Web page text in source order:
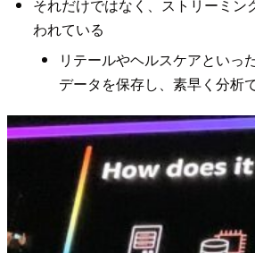
それだけではなく、ストリーミン
われている
リテールやヘルスケアといっ
データを保存し、素早く分析